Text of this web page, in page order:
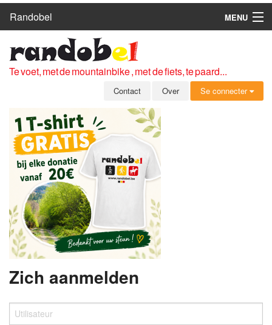
Randobel
MENU
ROUTES
CLUBS
OVER
LEDEN
ZICH AANMELDEN
GRATIS REGISTRATIE
WACHTWOORD VERGETEN
Te voet, met de mountainbike , met de fiets, te paard...
Contact Over Se connecter
Zich aanmelden